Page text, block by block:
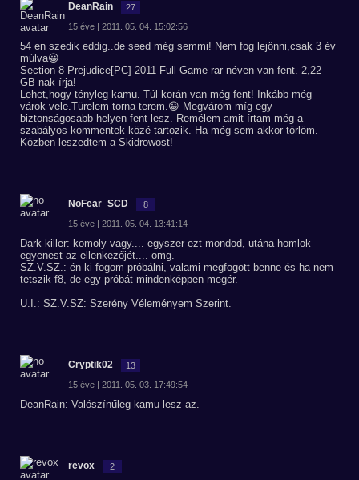
DeanRain 27
15 éve | 2011. 05. 04. 15:02:56
54 en szedik eddig..de seed még semmi! Nem fog lejönni,csak 3 év
múlva😀
Section 8 Prejudice[PC] 2011 Full Game rar néven van fent. 2,22
GB nak írja!
Lehet,hogy tényleg kamu. Túl korán van még fent! Inkább még
várok vele.Türelem torna terem.😀 Megvárom míg egy
biztonságosabb helyen fent lesz. Remélem amit írtam még a
szabályos kommentek közé tartozik. Ha még sem akkor törlöm.
Közben leszedtem a Skidrowost!
NoFear_SCD 8
15 éve | 2011. 05. 04. 13:41:14
Dark-killer: komoly vagy.... egyszer ezt mondod, utána homlok
egyenest az ellenkezőjét.... omg.
SZ.V.SZ.: én ki fogom próbálni, valami megfogott benne és ha nem
tetszik f8, de egy próbát mindenképpen megér.
U.I.: SZ.V.SZ: Szerény Véleményem Szerint.
Cryptik02 13
15 éve | 2011. 05. 03. 17:49:54
DeanRain: Valószínűleg kamu lesz az.
revox 2